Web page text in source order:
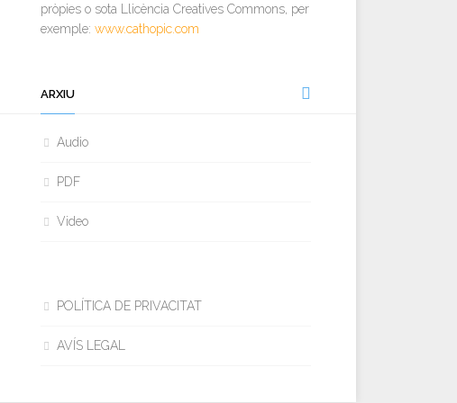
pròpies o sota Llicència Creatives Commons, per
exemple: www.cathopic.com
ARXIU
Audio
PDF
Video
POLÍTICA DE PRIVACITAT
AVÍS LEGAL